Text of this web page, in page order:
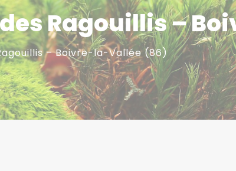
Ragouillis –
– Boivre-la-Vallée (86)